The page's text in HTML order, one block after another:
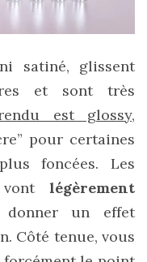
satiné, glissent
et sont très
est glossy,
pour certaines
foncées. Les
légèrement
un effet
Côté tenue, vous